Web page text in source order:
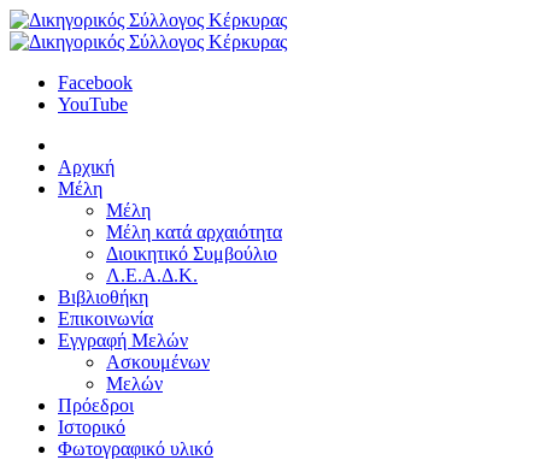
Facebook
YouTube
Αρχική
Μέλη
Μέλη
Μέλη κατά αρχαιότητα
Διοικητικό Συμβούλιο
Λ.Ε.Α.Δ.Κ.
Βιβλιοθήκη
Επικοινωνία
Εγγραφή Μελών
Ασκουμένων
Μελών
Πρόεδροι
Ιστορικό
Φωτογραφικό υλικό